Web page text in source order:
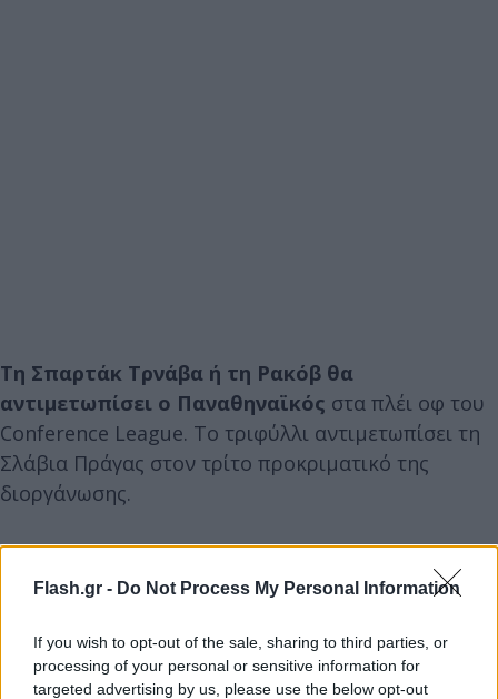
Flash.gr - Do Not Process My Personal Information
If you wish to opt-out of the sale, sharing to third parties, or
processing of your personal or sensitive information for
targeted advertising by us, please use the below opt-out
Τη Σπαρτάκ Τρνάβα ή τη Ρακόβ θα
αντιμετωπίσει ο Παναθηναϊκός στα πλέι οφ του
Conference League. Το τριφύλλι αντιμετωπίσει τη
Σλάβια Πράγας στον τρίτο προκριματικό της
διοργάνωσης.
Ο Άρης κληρώθηκε απέναντι στη Νις.
της Θεσσαλονίκης αντιμετωπίζει τη Μακάμπι Τελ